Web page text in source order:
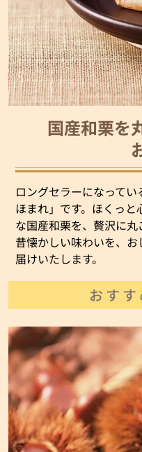
国産和栗を
ロングセラーになって
ほまれ」です。ほくっ
な国産和栗を、贅沢に
昔懐かしい味わいを、
届けいたします。
おす